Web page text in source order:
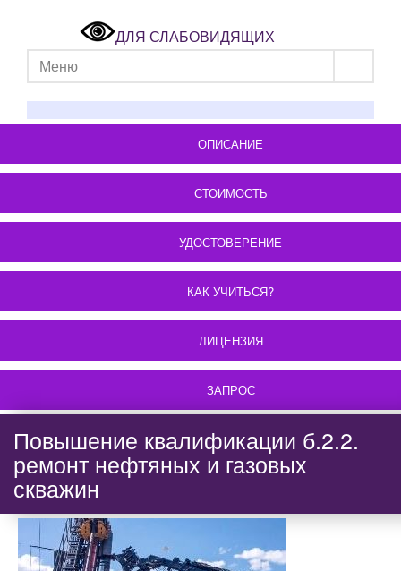
ДЛЯ СЛАБОВИДЯЩИХ
Меню
ОПИСАНИЕ
СТОИМОСТЬ
УДОСТОВЕРЕНИЕ
КАК УЧИТЬСЯ?
ЛИЦЕНЗИЯ
ЗАПРОС
Повышение квалификации б.2.2.
ремонт нефтяных и газовых
скважин